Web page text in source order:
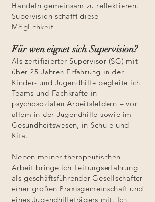
Handeln gemeinsam zu reflektieren.
Supervision schafft diese
Möglichkeit.
Für wen eignet sich Supervision?
Als zertifizierter Supervisor (SG) mit
über 25 Jahren Erfahrung in der
Kinder- und Jugendhilfe begleite ich
Teams und Fachkräfte in
psychosozialen Arbeitsfeldern – vor
allem in der Jugendhilfe sowie im
Gesundheitswesen, in Schule und
Kita.
Neben meiner therapeutischen
Arbeit bringe ich Leitungserfahrung
als geschäftsführender Gesellschafter
einer großen Praxisgemeinschaft und
eines Jugendhilfeträgers mit. Ich